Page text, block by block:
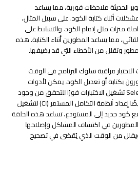
الحديثة ملاحظات فورية، مما يساعد
أثناء كتابة الكود. على سبيل المثال،
ميزات مثل إتمام الكود، والتسليط على
مما يساعد المطورين أثناء الكتابة. هذه
وتقلل من الأخطاء التي قد يضيفها.
مراقبة سلوك البرنامج في الوقت
بكتابة أو تعديل الكود، يمكن لأدوات
الاختبار التلقائي مثل Selenium تشغيل الاختبارات فورًا للتحقق من وجود
أي تراجع أو فشل. يمكن أيضًا إعداد أنظمة التكامل المستمر (CI) لتشغيل
دفع كود جديد إلى المستودع. تساعد هذه الحلقة
في اكتشاف المشاكل وإصلاحها
ويقلل من الوقت الذي يُقضى في تصحيح